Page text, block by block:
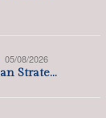
05/08/2026
Strate…